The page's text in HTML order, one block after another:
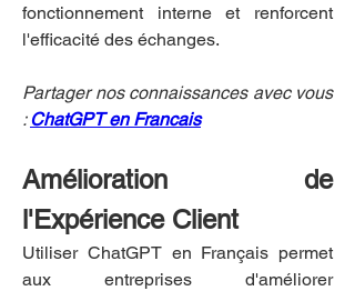
fonctionnement interne et renforcent
l'efficacité des échanges.
Partager nos connaissances avec vous
: ChatGPT en Francais
Amélioration de
l'Expérience Client
Utiliser ChatGPT en Français permet
aux entreprises d'améliorer